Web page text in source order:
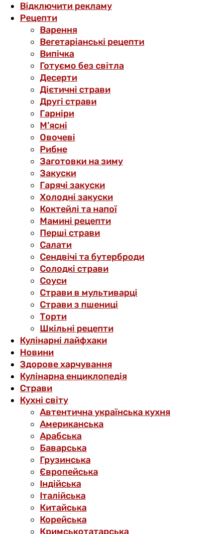
Відключити рекламу
Рецепти
Варення
Вегетаріанські рецепти
Випічка
Готуємо без світла
Десерти
Дієтичні страви
Другі страви
Гарніри
М’ясні
Овочеві
Рибне
Заготовки на зиму
Закуски
Гарячі закуски
Холодні закуски
Коктейлі та напої
Мамині рецепти
Перші страви
Салати
Сендвічі та бутерброди
Солодкі страви
Соуси
Страви в мультиварці
Страви з пшениці
Торти
Шкільні рецепти
Кулінарні лайфхаки
Новини
Здорове харчування
Кулінарна енциклопедія
Страви
Кухні світу
Автентична українська кухня
Американська
Арабська
Баварська
Грузинська
Європейська
Індійська
Італійська
Китайська
Корейська
Кримськотатарська